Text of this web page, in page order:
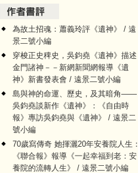
為故土招魂：蕭義玲評《遺神》 / 遠
景二號小編
穿梭正史稗史，吳鈞堯《遺神》描述
金門諸神－－新網新聞網報導《遺
神》新書發表會 / 遠景二號小編
島與神的命運、歷史，及其暗角——
吳鈞堯談新作《遺神》：《自由時
報》專訪吳鈞堯與《遺神》 / 遠景二
號小編
70歲寫傳奇 她揮灑20年安養院人生：
《聯合報》報導《一起幸福到老：安
養院的流轉人生》 / 遠景二號小編